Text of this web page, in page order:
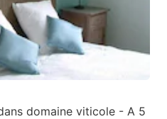
domaine viticole - A 5